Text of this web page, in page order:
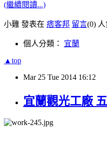
(繼續閱讀...)
小雞 發表在 痞客邦 留言(0)
個人分類： 宜蘭
▲top
Mar 25 Tue 2014 16:12
宜蘭觀光工廠